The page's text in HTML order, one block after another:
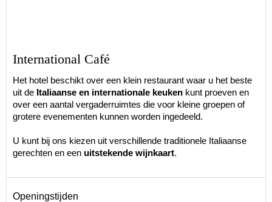
International Café
Het hotel beschikt over een klein restaurant waar u het beste
uit de Italiaanse en internationale keuken kunt proeven en
over een aantal vergaderruimtes die voor kleine groepen of
grotere evenementen kunnen worden ingedeeld.
U kunt bij ons kiezen uit verschillende traditionele Italiaanse
gerechten en een uitstekende wijnkaart.
Openingstijden